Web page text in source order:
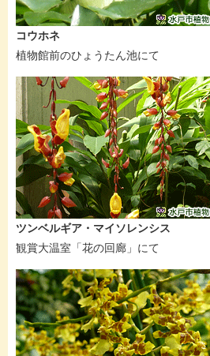
コウホネ
植物館前のひょうたん池にて
ツンベルギア・マイソレンシス
観賞大温室「花の回廊」にて